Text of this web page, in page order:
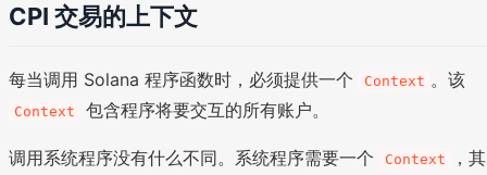
CPI 交易的上下文
每当调用 Solana 程序函数时，必须提供一个 Context 。该
Context 包含程序将要交互的所有账户。
调用系统程序没有什么不同。系统程序需要一个 Context
，其